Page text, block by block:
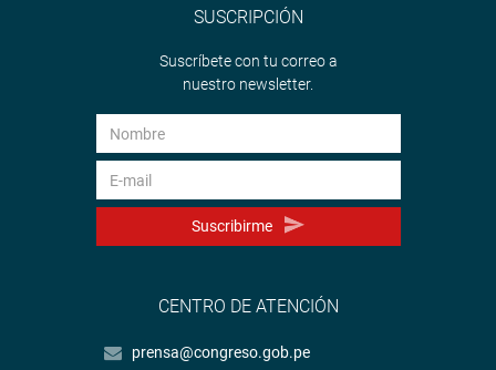
SUSCRIPCIÓN
Suscríbete con tu correo a
nuestro newsletter.
Suscribirme
CENTRO DE ATENCIÓN
prensa@congreso.gob.pe